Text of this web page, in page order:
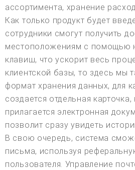
ассортимента, хранение
Как только продукт будет
сотрудники смогут получить
местоположениям с помощью
клавиш, что ускорит весь
клиентской базы, то здесь мы
формат хранения данных, для
создается отдельная
прилагается электронная
позволит сразу увидеть
В свою очередь, система
письма, используя
пользователя. Управление